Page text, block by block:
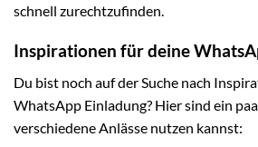
schnell zurechtzufinden.
Inspirationen für deine
Du bist noch auf der Suche nach
WhatsApp Einladung? Hier sind ein
verschiedene Anlässe nutzen kannst: